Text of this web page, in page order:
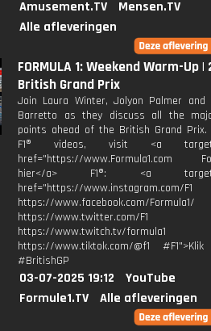
Amusement.TV
Mensen.TV
Alle afleveringen
FORMULA 1: Weekend Warm-Up |
British Grand Prix
Join Laura Winter, Jolyon Palmer and
Barretto as they discuss all the
points ahead of the British Grand Prix.
F1® videos, visit <a
href="https://www.Formula1.com
hier</a> F1®: <a
href="https://www.instagram.com/F1
https://www.facebook.com/Formula1/
https://www.twitter.com/F1
https://www.twitch.tv/formula1
https://www.tiktok.com/@f1
#BritishGP
03-07-2025 19:12
YouTube
Formule1.TV
Alle afleveringen